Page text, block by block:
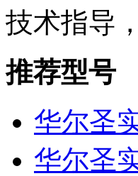
技术指导
推荐型号
华尔圣
华尔圣